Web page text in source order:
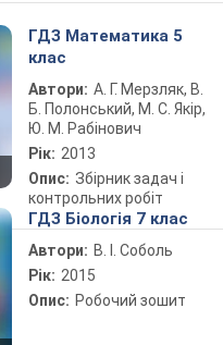
ГДЗ Математика 5
клас
Автори: А. Г. Мерзляк, В.
Б. Полонський, М. С. Якір,
Ю. М. Рабінович
Рік: 2013
Опис: Збірник задач і
контрольних робіт
ГДЗ Біологія 7 клас
Автори: В. І. Соболь
Рік: 2015
Опис: Робочий зошит